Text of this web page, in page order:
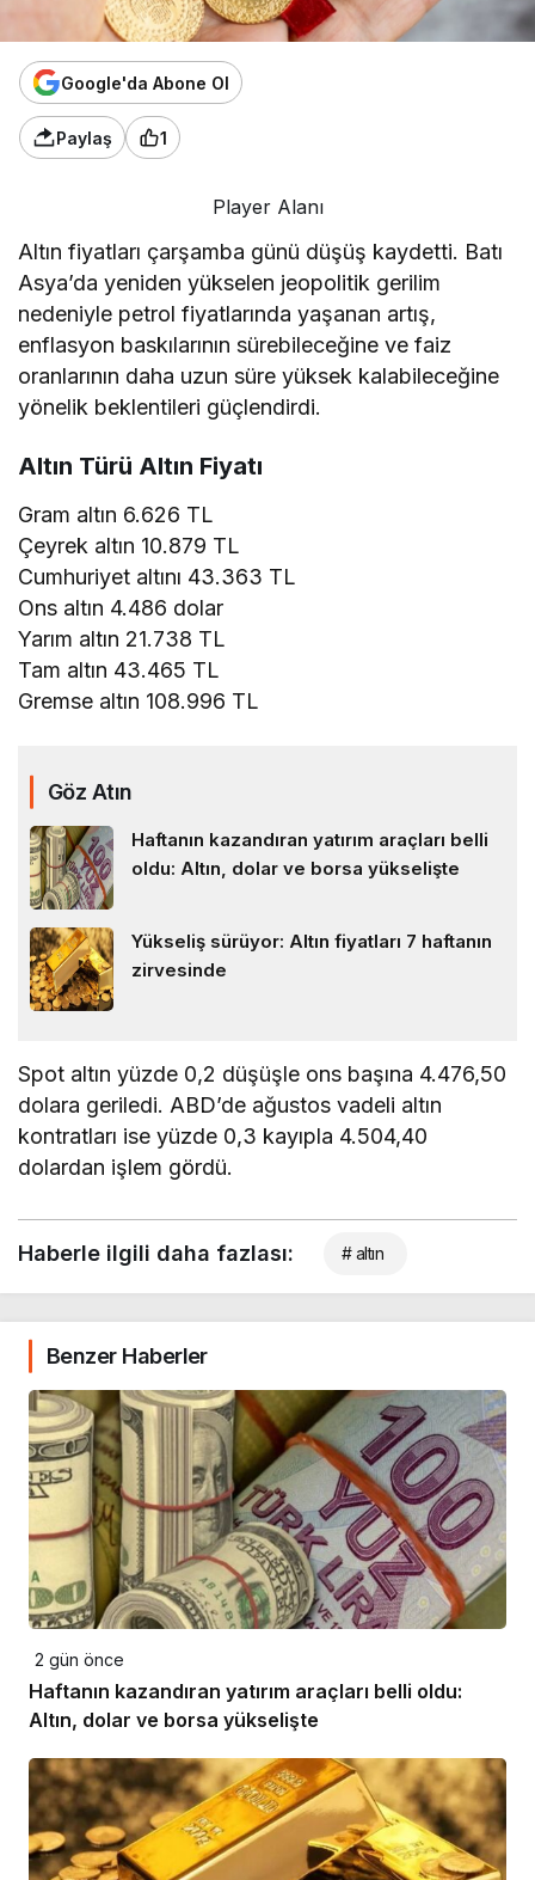
Google'da Abone Ol
Paylaş 1
Player Alanı
Altın fiyatları çarşamba günü düşüş kaydetti. Batı
Asya’da yeniden yükselen jeopolitik gerilim
nedeniyle petrol fiyatlarında yaşanan artış,
enflasyon baskılarının sürebileceğine ve faiz
oranlarının daha uzun süre yüksek kalabileceğine
yönelik beklentileri güçlendirdi.
Altın Türü Altın Fiyatı
Gram altın 6.626 TL
Çeyrek altın 10.879 TL
Cumhuriyet altını 43.363 TL
Ons altın 4.486 dolar
Yarım altın 21.738 TL
Tam altın 43.465 TL
Gremse altın 108.996 TL
Göz Atın
Haftanın kazandıran yatırım araçları belli
oldu: Altın, dolar ve borsa yükselişte
Yükseliş sürüyor: Altın fiyatları 7 haftanın
zirvesinde
Spot altın yüzde 0,2 düşüşle ons başına 4.476,50
dolara geriledi. ABD’de ağustos vadeli altın
kontratları ise yüzde 0,3 kayıpla 4.504,40
dolardan işlem gördü.
Haberle ilgili daha fazlası: # altın
Benzer Haberler
2 gün önce
Haftanın kazandıran yatırım araçları belli oldu:
Altın, dolar ve borsa yükselişte